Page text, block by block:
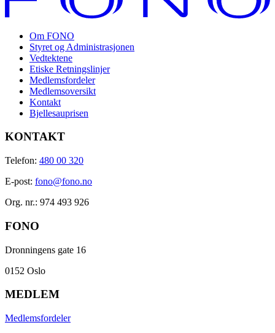
Om FONO
Styret og Administrasjonen
Vedtektene
Etiske Retningslinjer
Medlemsfordeler
Medlemsoversikt
Kontakt
Bjellesauprisen
KONTAKT
Telefon: 480 00 320
E-post: fono@fono.no
Org. nr.: 974 493 926
FONO
Dronningens gate 16
0152 Oslo
MEDLEM
Medlemsfordeler